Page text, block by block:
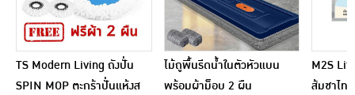
TS Modern Living ถังปั่น
SPIN MOP ตะกร้าปั่นแห้งส
ไม้ถูพื้นรีดน้ำในตัวหัวแบน
พร้อมผ้าม็อบ 2 ผืน
M2S
ส้มชาไท